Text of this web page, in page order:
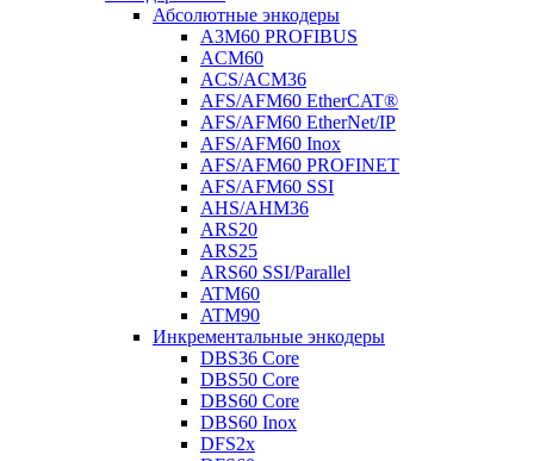
Абсолютные энкодеры
A3M60 PROFIBUS
ACM60
ACS/ACM36
AFS/AFM60 EtherCAT®
AFS/AFM60 EtherNet/IP
AFS/AFM60 Inox
AFS/AFM60 PROFINET
AFS/AFM60 SSI
AHS/AHM36
ARS20
ARS25
ARS60 SSI/Parallel
ATM60
ATM90
Инкрементальные энкодеры
DBS36 Core
DBS50 Core
DBS60 Core
DBS60 Inox
DFS2x